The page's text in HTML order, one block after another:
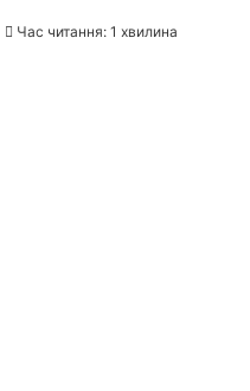
Час читання: 1 хвилина